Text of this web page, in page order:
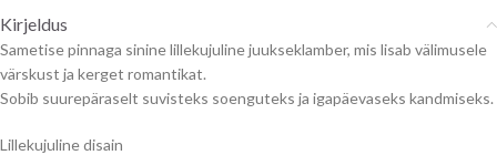
Kirjeldus
Sametise pinnaga sinine lillekujuline juukseklamber, mis lisab välimusele
värskust ja kerget romantikat.
Sobib suurepäraselt suvisteks soenguteks ja igapäevaseks kandmiseks.
Lillekujuline disain